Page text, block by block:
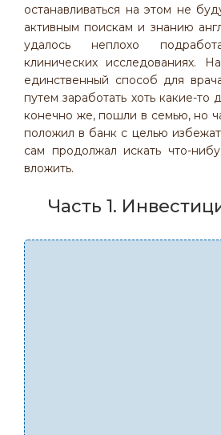
останавливаться на этом не
активным поискам и знанию
удалось неплохо
клинических исследованиях.
единственный способ для
путем заработать хоть какие-то
конечно же, пошли в семью, но
положил в банк с целью
сам продолжал искать что-
вложить.
Часть 1.